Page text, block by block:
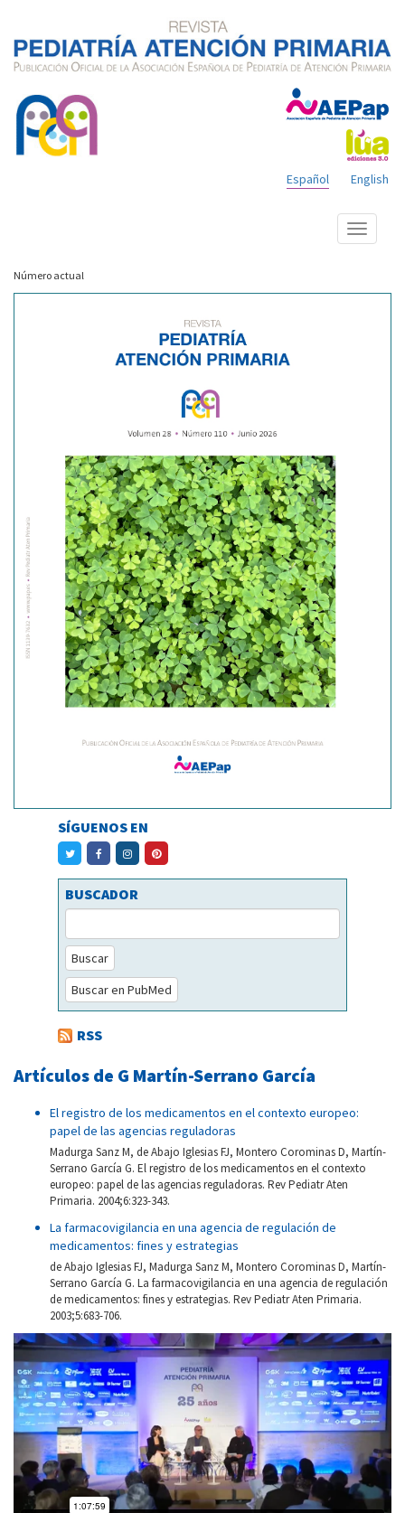
English
Español
Mostrar
menú
Número actual
SÍGUENOS EN
BUSCADOR
Buscar
Buscar en PubMed
RSS
Artículos de G Martín-Serrano García
El registro de los medicamentos en el contexto europeo:
papel de las agencias reguladoras
Madurga Sanz M, de Abajo Iglesias FJ, Montero Corominas D, Martín-
Serrano García G. El registro de los medicamentos en el contexto
europeo: papel de las agencias reguladoras. Rev Pediatr Aten
Primaria. 2004;6:323-343.
La farmacovigilancia en una agencia de regulación de
medicamentos: fines y estrategias
de Abajo Iglesias FJ, Madurga Sanz M, Montero Corominas D, Martín-
Serrano García G. La farmacovigilancia en una agencia de regulación
de medicamentos: fines y estrategias. Rev Pediatr Aten Primaria.
2003;5:683-706.